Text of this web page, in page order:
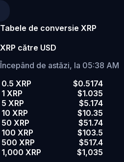
Tabele de conversie XRP
XRP către USD
Începând de astăzi, la 05:38 AM
0.5 XRP
$0.5174
1 XRP
$1.035
5 XRP
$5.174
10 XRP
$10.35
50 XRP
$51.74
100 XRP
$103.5
500 XRP
$517.4
1,000 XRP
$1,035